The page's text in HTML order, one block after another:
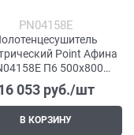
PN04158E
Point Афина
П6 500x800
правый, хром
053 руб./шт
В КОРЗИНУ